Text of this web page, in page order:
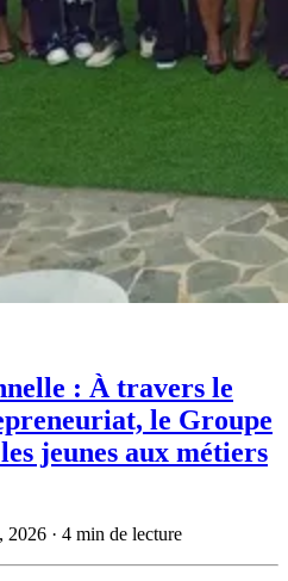
: À travers le
le Groupe
jeunes aux métiers
2026 · 4 min de lecture